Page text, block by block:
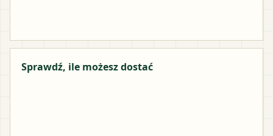
Sprawdź, ile możesz dostać